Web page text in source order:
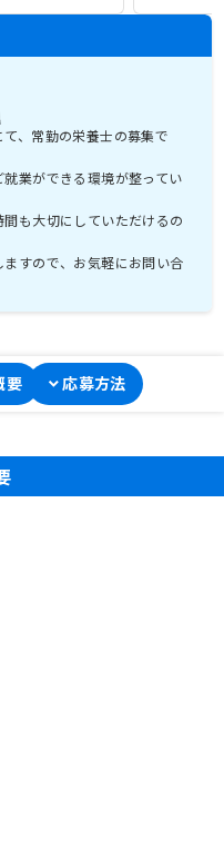
、常勤の栄養士の募集で
業ができる環境が整ってい
も大切にしていただけるの
すので、お気軽にお問い合
要 応募方法